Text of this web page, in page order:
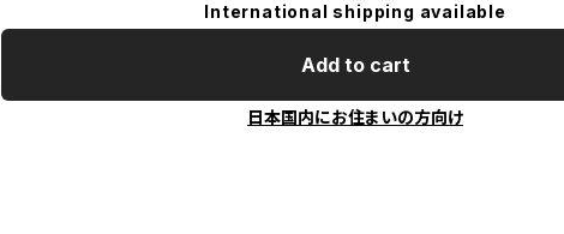
International shipping available
Add to cart
日本国内にお住まいの方向け